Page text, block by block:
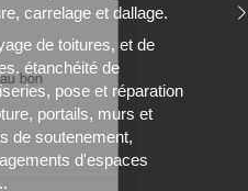
carrelage et dallage.
de toitures, et de
étanchéité de
pose et réparation
portails, murs et
de soutenement,
d'espaces
du trafic et au bon
pour vous ?
par